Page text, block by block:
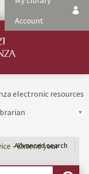
Account
electronic resources
- Extend your
Advanced search